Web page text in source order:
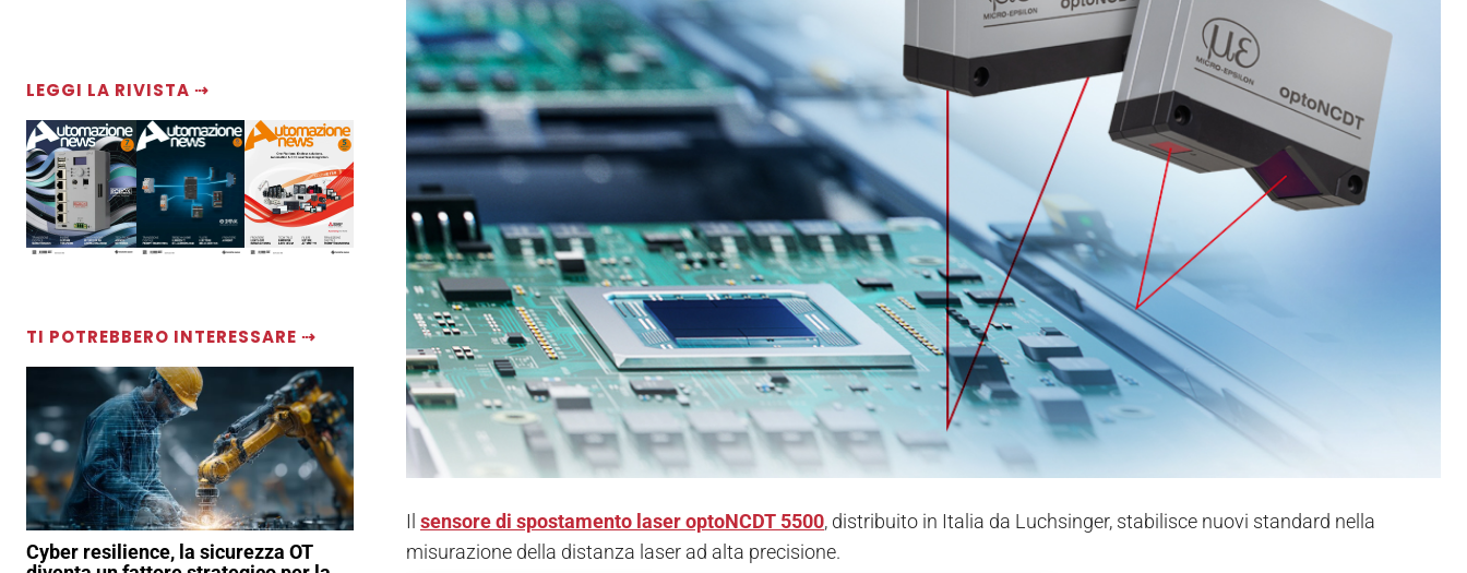
LEGGI LA RIVISTA ⇢
TI POTREBBERO INTERESSARE ⇢
Cyber resilience, la sicurezza OT
Il sensore di spostamento laser optoNCDT 5500, distribuito in Italia da Luchsinger, stabilisce nuovi standard nella
misurazione della distanza laser ad alta precisione.